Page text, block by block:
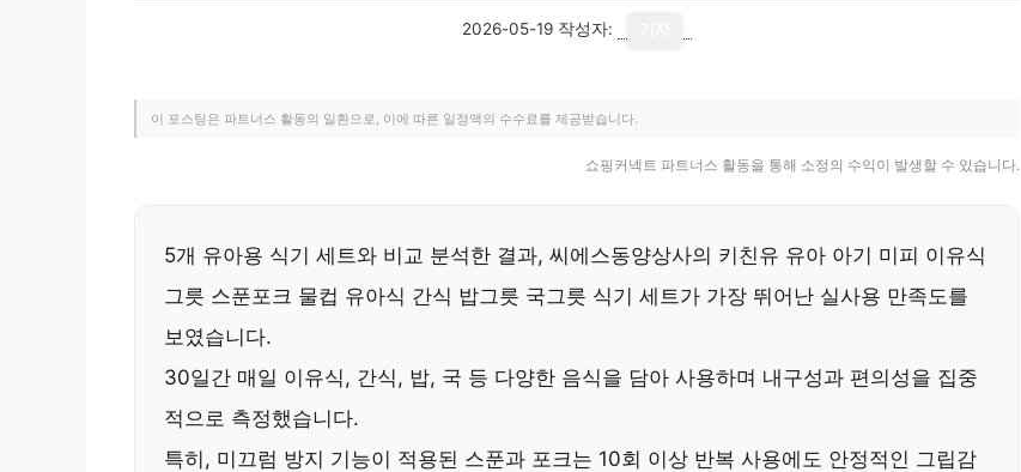
2026-05-19 작성자:
이 포스팅은 파트너스 활동의 일환으로, 이에 따른 일정액의 수수료를 제공받습니다.
쇼핑커넥트 파트너스 활동을 통해 소정의 수익이 발생할 수 있습니다.
5개 유아용 식기 세트와 비교 분석한 결과, 씨에스동양상사의 키친유 유아 아기 미피 이유식
그릇 스푼포크 물컵 유아식 간식 밥그릇 국그릇 식기 세트가 가장 뛰어난 실사용 만족도를
보였습니다.
30일간 매일 이유식, 간식, 밥, 국 등 다양한 음식을 담아 사용하며 내구성과 편의성을 집중
적으로 측정했습니다.
특히, 미끄럼 방지 기능이 적용된 스푼과 포크는 10회 이상 반복 사용에도 안정적인 그립감